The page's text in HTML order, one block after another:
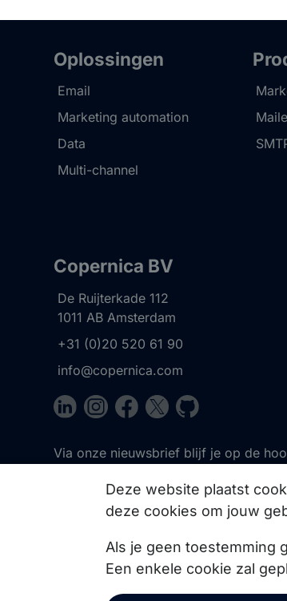
Oplossingen
Email
Marketing automation
Data
Multi-channel
Copernica BV
De Ruijterkade 112
1011 AB Amsterdam
+31 (0)20 520 61 90
info@copernica.com
Via onze nieuwsbrief blijf je op de
Deze website plaatst
deze cookies om jouw
Als je geen toestemming
Een enkele cookie zal